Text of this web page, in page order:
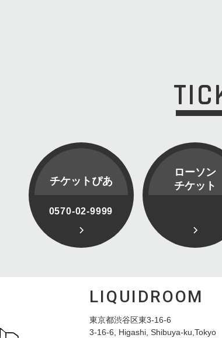
チケットぴあ
0570-02-9999
ローソン
チケット
LIQUIDROOM
東京都渋谷区東3-16-6
3-16-6, Higashi, Shibuya-ku,Tokyo